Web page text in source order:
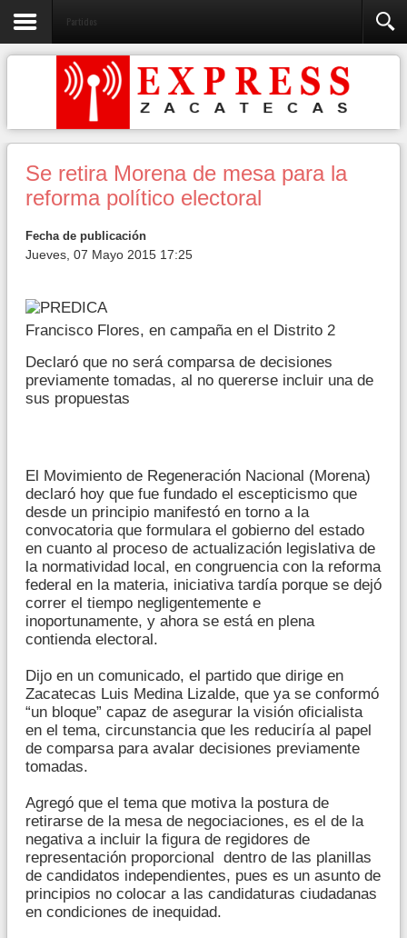
Partidos
Se retira Morena de mesa para la
reforma político electoral
Fecha de publicación
Jueves, 07 Mayo 2015 17:25
Francisco Flores, en campaña en el Distrito 2
Declaró que no será comparsa de decisiones
previamente tomadas, al no quererse incluir una de
sus propuestas
El Movimiento de Regeneración Nacional (Morena)
declaró hoy que fue fundado el escepticismo que
desde un principio manifestó en torno a la
convocatoria que formulara el gobierno del estado
en cuanto al proceso de actualización legislativa de
la normatividad local, en congruencia con la reforma
federal en la materia, iniciativa tardía porque se dejó
correr el tiempo negligentemente e
inoportunamente, y ahora se está en plena
contienda electoral.
Dijo en un comunicado, el partido que dirige en
Zacatecas Luis Medina Lizalde, que ya se conformó
“un bloque” capaz de asegurar la visión oficialista
en el tema, circunstancia que les reduciría al papel
de comparsa para avalar decisiones previamente
tomadas.
Agregó que el tema que motiva la postura de
retirarse de la mesa de negociaciones, es el de la
negativa a incluir la figura de regidores de
representación proporcional dentro de las planillas
de candidatos independientes, pues es un asunto de
principios no colocar a las candidaturas ciudadanas
en condiciones de inequidad.